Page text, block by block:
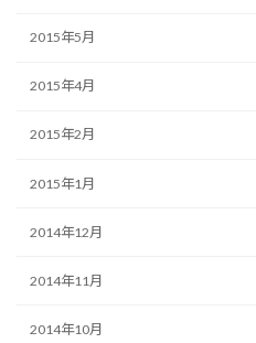
2015年5月
2015年4月
2015年2月
2015年1月
2014年12月
2014年11月
2014年10月